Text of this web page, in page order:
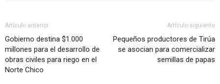
Artículo anterior
Gobierno destina $1.000
millones para el desarrollo de
obras civiles para riego en el
Norte Chico
Artículo siguiente
Pequeños productores de Tirúa
se asocian para comercializar
semillas de papas